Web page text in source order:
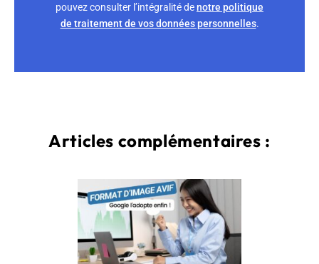
pouvez consulter l’intégralité denotre politique
de traitement de vos données personnelles.
Articles complémentaires :